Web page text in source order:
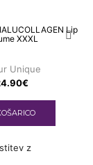
Lip
XXXL
Unique
€